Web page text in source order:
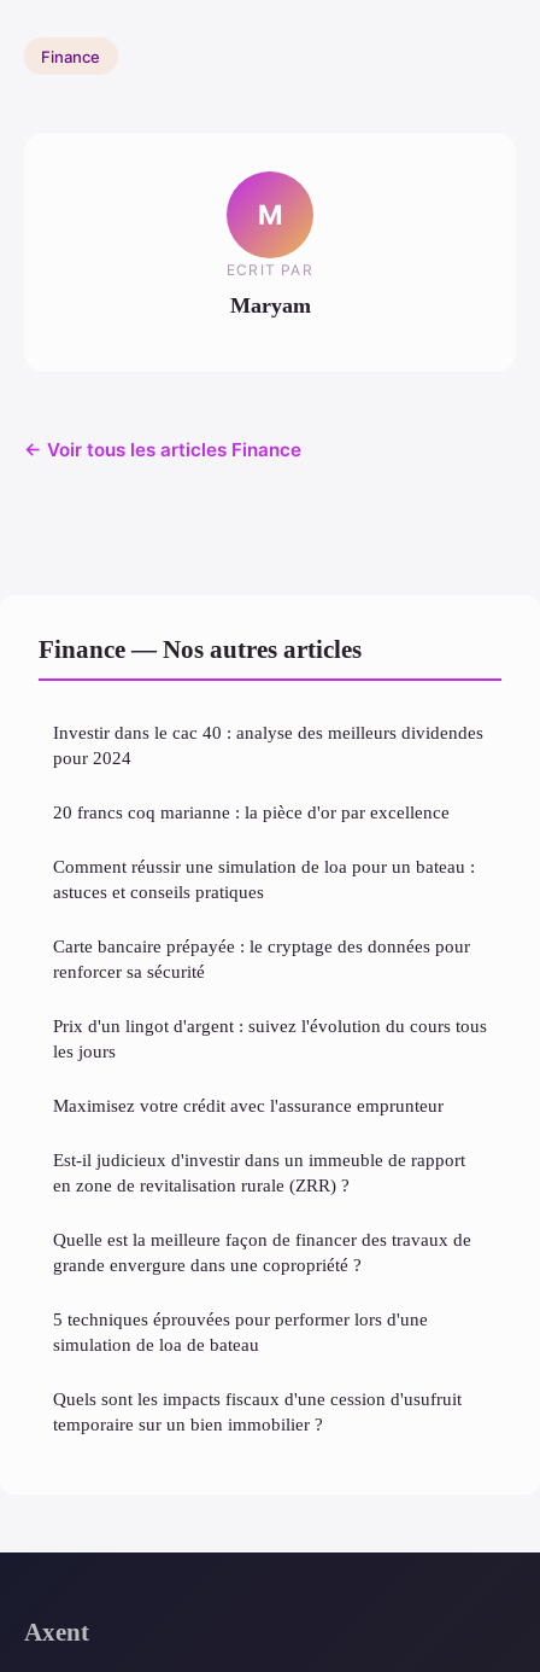
Finance
M
ECRIT PAR
Maryam
← Voir tous les articles Finance
Finance — Nos autres articles
Investir dans le cac 40 : analyse des meilleurs dividendes
pour 2024
20 francs coq marianne : la pièce d'or par excellence
Comment réussir une simulation de loa pour un bateau :
astuces et conseils pratiques
Carte bancaire prépayée : le cryptage des données pour
renforcer sa sécurité
Prix d'un lingot d'argent : suivez l'évolution du cours tous
les jours
Maximisez votre crédit avec l'assurance emprunteur
Est-il judicieux d'investir dans un immeuble de rapport
en zone de revitalisation rurale (ZRR) ?
Quelle est la meilleure façon de financer des travaux de
grande envergure dans une copropriété ?
5 techniques éprouvées pour performer lors d'une
simulation de loa de bateau
Quels sont les impacts fiscaux d'une cession d'usufruit
temporaire sur un bien immobilier ?
Axent